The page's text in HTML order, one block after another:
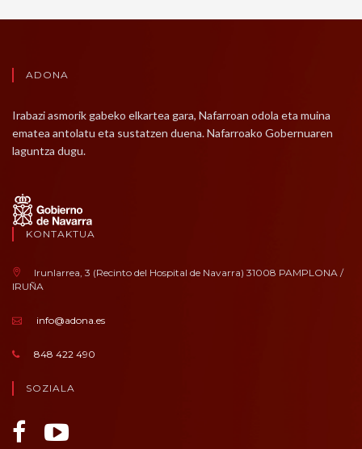
ADONA
Irabazi asmorik gabeko elkartea gara, Nafarroan odola eta muina
ematea antolatu eta sustatzen duena. Nafarroako Gobernuaren
laguntza dugu.
KONTAKTUA
Irunlarrea, 3 (Recinto del Hospital de Navarra) 31008 PAMPLONA /
IRUÑA
info@adona.es
848 422 490
SOZIALA